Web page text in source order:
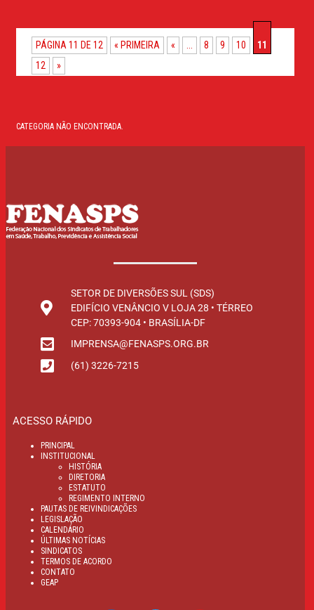
PÁGINA 11 DE 12 « PRIMEIRA « 8 9 10
11
12
»
CATEGORIA NÃO ENCONTRADA.
SETOR DE DIVERSÕES SUL (SDS)
EDIFÍCIO VENÂNCIO V LOJA 28 • TÉRREO
CEP: 70393-904 • BRASÍLIA-DF
IMPRENSA@FENASPS.ORG.BR
(61) 3226-7215
ACESSO RÁPIDO
PRINCIPAL
INSTITUCIONAL
HISTÓRIA
DIRETORIA
ESTATUTO
REGIMENTO INTERNO
PAUTAS DE REIVINDICAÇÕES
LEGISLAÇÃO
CALENDÁRIO
ÚLTIMAS NOTÍCIAS
SINDICATOS
TERMOS DE ACORDO
CONTATO
GEAP